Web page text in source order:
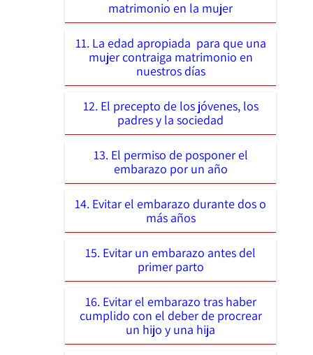
matrimonio en la mujer
11. La edad apropiada para que una
mujer contraiga matrimonio en
nuestros días
12. El precepto de los jóvenes, los
padres y la sociedad
13. El permiso de posponer el
embarazo por un año
14. Evitar el embarazo durante dos o
más años
15. Evitar un embarazo antes del
primer parto
16. Evitar el embarazo tras haber
cumplido con el deber de procrear
un hijo y una hija